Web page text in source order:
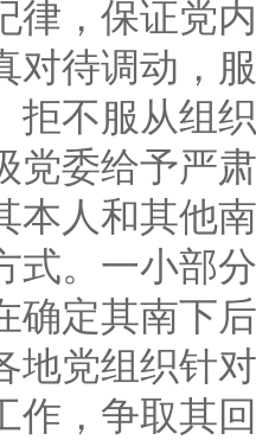
，保证党内
对待调动，
拒不服从组
党委给予严
本人和其他
式。一小部
确定其南下
地党组织针
作，争取其